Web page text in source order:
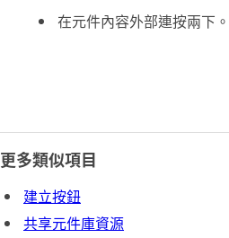
在元件內容外部連按兩下。
更多類似項目
建立按鈕
共享元件庫資源